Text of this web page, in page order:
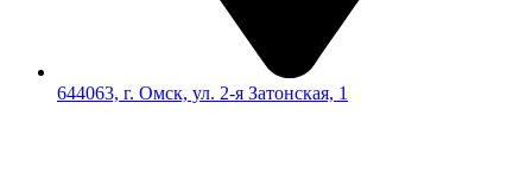
644063, г. Омск, ул. 2-я Затонская, 1